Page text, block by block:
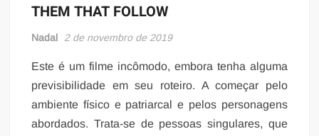
THEM THAT FOLLOW
Nadal 2 de novembro de 2019
Este é um filme incômodo, embora tenha alguma
previsibilidade em seu roteiro. A começar pelo
ambiente físico e patriarcal e pelos personagens
abordados. Trata-se de pessoas singulares, que